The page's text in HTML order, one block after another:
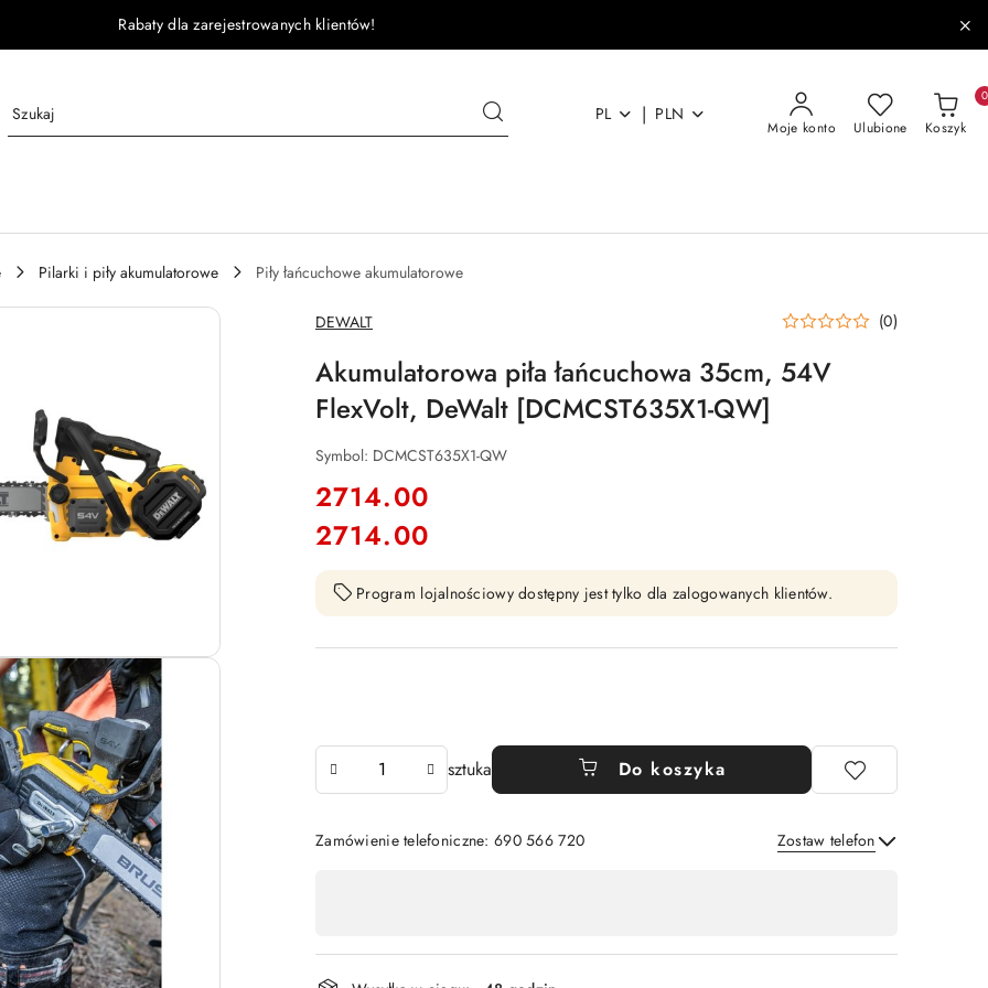
Rabaty dla zarejestrowanych klientów!
PL | PLN
Moje konto Ulubione Koszyk
0
Pilarki i piły akumulatorowe Piły łańcuchowe akumulatorowe
NAZWA
PRODUCENTA:
DEWALT (0)
Akumulatorowa piła łańcuchowa 35cm, 54V
FlexVolt, DeWalt [DCMCST635X1-QW]
Symbol: DCMCST635X1-QW
cena:
2714.00
Cena:
2714.00
Program lojalnościowy dostępny jest tylko dla zalogowanych klientów.
sztuka Do koszyka
Zamówienie telefoniczne: 690 566 720 Zostaw telefon
płatność